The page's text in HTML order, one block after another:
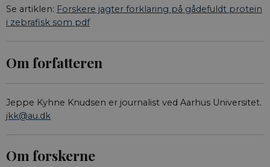
Se artiklen: Forskere jagter forklaring på gådefuldt protein
i zebrafisk som pdf
Om forfatteren
Jeppe Kyhne Knudsen er journalist ved Aarhus Universitet.
jkk@au.dk
Om forskerne